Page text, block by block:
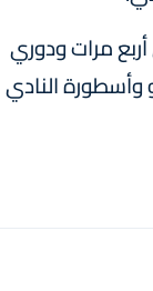
انضم إليه سنة 2012، الدوري المحلي أربع مرات ودوري
النادي